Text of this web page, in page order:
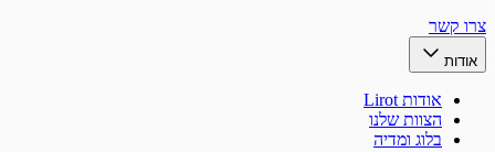
צרו קשר
אודות
אודות Lirot
הצוות שלנו
בלוג ומדיה